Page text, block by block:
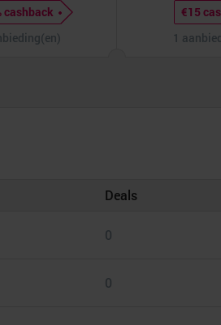
cashback
€15
1
Deals
0
0